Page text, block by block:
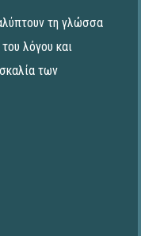
τη γλώσσα
λόγου και
των